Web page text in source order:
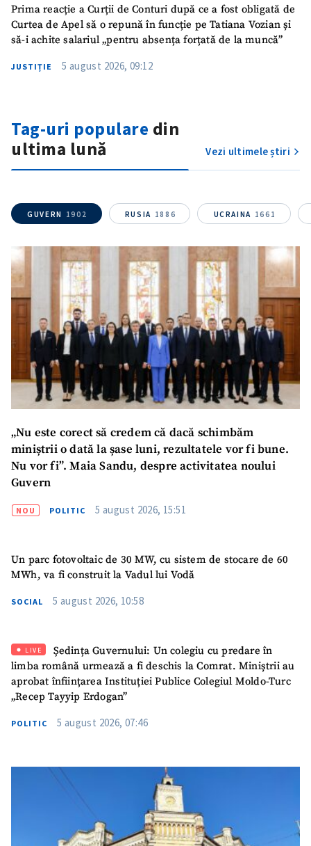
Prima reacție a Curții de Conturi după ce a fost obligată de
Curtea de Apel să o repună în funcție pe Tatiana Vozian și
să-i achite salariul „pentru absența forțată de la muncă”
JUSTIȚIE 5 august 2026, 09:12
Tag-uri populare din
ultima lună
Vezi ultimele știri
GUVERN 1902 RUSIA 1886 UCRAINA 1661
„Nu este corect să credem că dacă schimbăm
miniștrii o dată la șase luni, rezultatele vor fi bune.
Nu vor fi”. Maia Sandu, despre activitatea noului
Guvern
NOU POLITIC 5 august 2026, 15:51
Un parc fotovoltaic de 30 MW, cu sistem de stocare de 60
MWh, va fi construit la Vadul lui Vodă
SOCIAL 5 august 2026, 10:58
LIVE
Ședința Guvernului: Un colegiu cu predare în
limba română urmează a fi deschis la Comrat. Miniștrii au
aprobat înființarea Instituției Publice Colegiul Moldo-Turc
„Recep Tayyip Erdogan”
POLITIC 5 august 2026, 07:46
Titlu știre
+ Adaugă titlu
+ Încarcă imagine